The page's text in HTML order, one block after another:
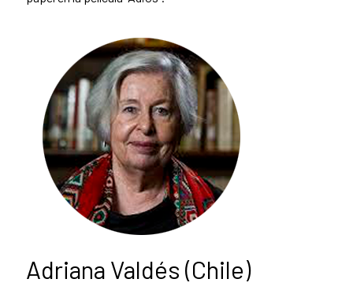
Adriana Valdés (Chile)